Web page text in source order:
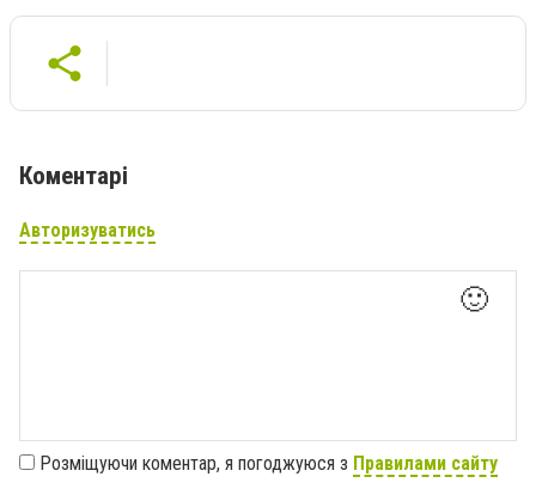
Коментарі
Авторизуватись
🙂
Розміщуючи коментар, я погоджуюся з Правилами сайту